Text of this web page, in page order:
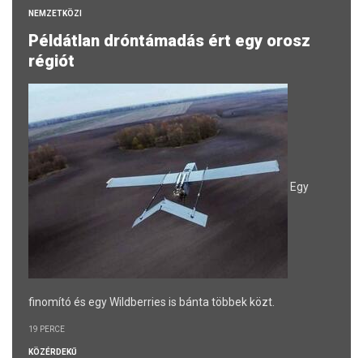
NEMZETKÖZI
Példátlan dróntámadás ért egy orosz
régiót
Egy
finomító és egy Wildberries is bánta többek közt.
19 PERCE
KÖZÉRDEKŰ